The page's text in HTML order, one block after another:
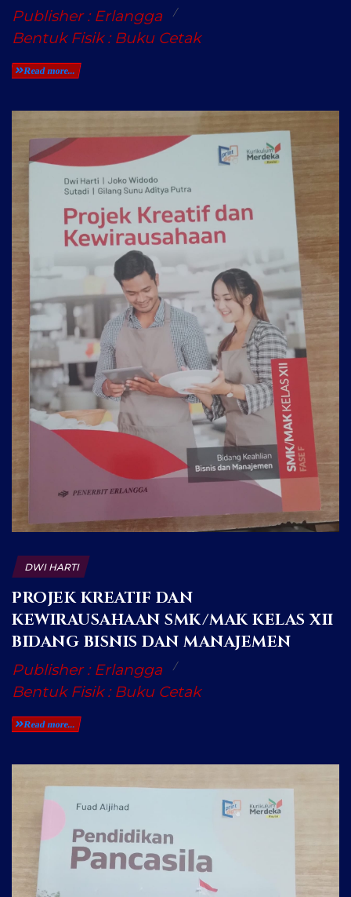
Publisher : Erlangga
Bentuk Fisik : Buku Cetak
Read more...
DWI HARTI
PROJEK KREATIF DAN
KEWIRAUSAHAAN SMK/MAK KELAS XII
BIDANG BISNIS DAN MANAJEMEN
Publisher : Erlangga
Bentuk Fisik : Buku Cetak
Read more...